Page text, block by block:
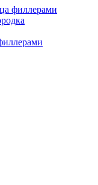
филлерами